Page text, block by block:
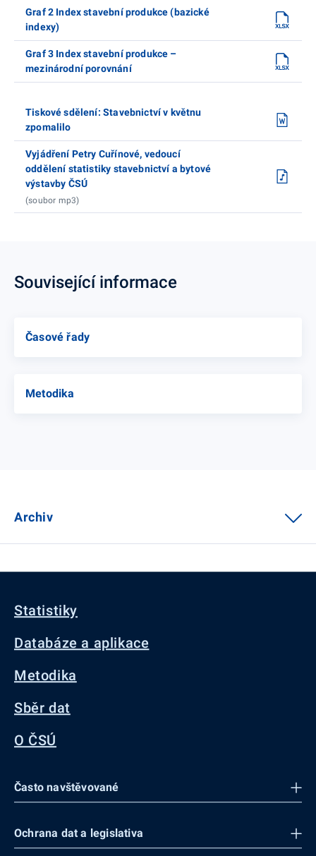
Graf 2 Index stavební produkce (bazické
indexy)
Graf 3 Index stavební produkce –
mezinárodní porovnání
Tiskové sdělení: Stavebnictví v květnu
zpomalilo
Vyjádření Petry Cuřínové, vedoucí
oddělení statistiky stavebnictví a bytové
výstavby ČSÚ
(soubor mp3)
Související informace
Časové řady
Metodika
Archiv
Statistiky
Databáze a aplikace
Metodika
Sběr dat
O ČSÚ
Často navštěvované
Ochrana dat a legislativa